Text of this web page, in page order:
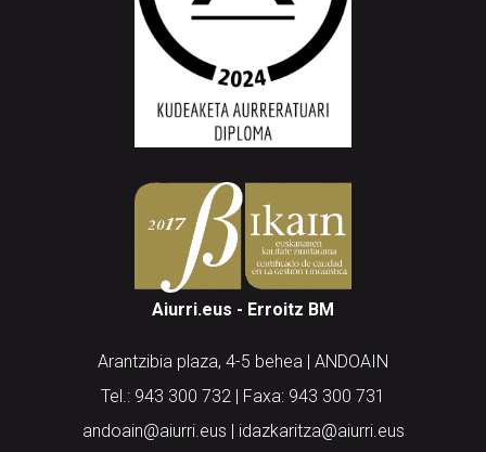
Aiurri.eus - Erroitz BM
Arantzibia plaza, 4-5 behea | ANDOAIN
Tel.: 943 300 732 | Faxa: 943 300 731
andoain@aiurri.eus | idazkaritza@aiurri.eus